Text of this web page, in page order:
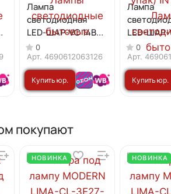
Лампа
светодиодная
LED-ШАР-VC 14Вт
230В E27 3000K
1330Лм IN HOME
0
Арт. 4690612063126
Купить юр.
Лампа
LED-ШАР-
4PACK
Е27
(4шт./
HOME
0
Арт.
Купить юр.
покупают
НОВИНКА НОВИНКА